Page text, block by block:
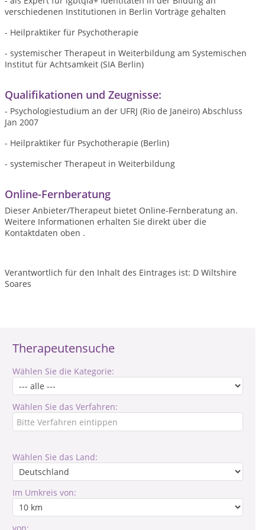
Therapeutensuche
Wählen Sie die Kategorie:
Wählen Sie das Verfahren:
Wählen Sie das Land:
Im Umkreis von:
verschiedenen Institutionen in Berlin Vorträge gehalten
- Heilpraktiker für Psychotherapie
- systemischer Therapeut in Weiterbildung am Systemischen
Institut für Achtsamkeit (SIA Berlin)
Qualifikationen und Zeugnisse:
- Psychologiestudium an der UFRJ (Rio de Janeiro) Abschluss
Jan 2007
- Heilpraktiker für Psychotherapie (Berlin)
- systemischer Therapeut in Weiterbildung
Online-Fernberatung
Dieser Anbieter/Therapeut bietet Online-Fernberatung an.
Weitere Informationen erhalten Sie direkt über die
Kontaktdaten oben .
Verantwortlich für den Inhalt des Eintrages ist: D Wiltshire
Soares